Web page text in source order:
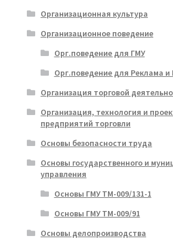
Организационная культура
Организационное поведение
Орг.поведение для ГМУ
Орг.поведение для Реклама и
Организация торговой
Организация, технология и
предприятий торговли
Основы безопасности труда
Основы государственного и
управления
Основы ГМУ ТМ-009/131-1
Основы ГМУ ТМ-009/91
Основы делопроизводства